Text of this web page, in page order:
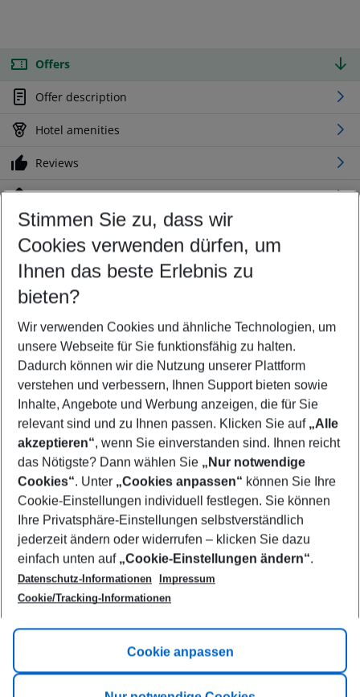
Offers
Offer description
Hotel amenities
Reviews
Location
Customize your offer
Find the perfect deal which suits your best
Your departure airport
Any airport
Select your date range
10/08/26–08/08/27 5-8 nights
Who will travel
2 adults No children
Show more filter
Footer
Footer navigation
Title A
Link A
Stimmen Sie zu, dass wir
Cookies verwenden dürfen, um
Ihnen das beste Erlebnis zu
bieten?
Wir verwenden Cookies und ähnliche Technologien, um
unsere Webseite für Sie funktionsfähig zu halten.
Dadurch können wir die Nutzung unserer Plattform
verstehen und verbessern, Ihnen Support bieten sowie
Inhalte, Angebote und Werbung anzeigen, die für Sie
relevant sind und zu Ihnen passen. Klicken Sie auf „Alle
akzeptieren“, wenn Sie einverstanden sind. Ihnen reicht
das Nötigste? Dann wählen Sie „Nur notwendige
Cookies“. Unter „Cookies anpassen“ können Sie Ihre
Cookie-Einstellungen individuell festlegen. Sie können
Ihre Privatsphäre-Einstellungen selbstverständlich
jederzeit ändern oder widerrufen – klicken Sie dazu
einfach unten auf „Cookie-Einstellungen ändern“.
Datenschutz-Informationen
Impressum
Cookie/Tracking-Informationen
Cookie anpassen